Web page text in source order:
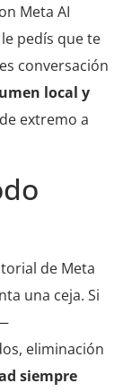
Meta AI
pedís que te
conversación
local y
extremo a
de Meta
una ceja. Si
eliminación
siempre